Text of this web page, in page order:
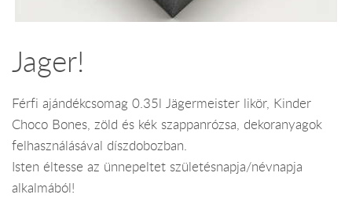
Jager!
Férfi ajándékcsomag 0.35l Jägermeister likör, Kinder
Choco Bones, zöld és kék szappanrózsa, dekoranyagok
felhasználásával díszdobozban.
Isten éltesse az ünnepeltet születésnapja/névnapja
alkalmából!